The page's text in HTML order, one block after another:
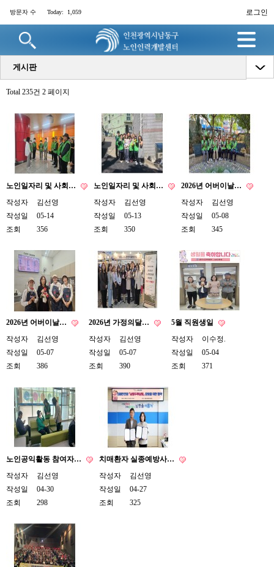
로그인
방문자 수 Today: 1,059
게시판
Total 235건 2 페이지
노인일자리 및 사회…
작성자
김선영
작성일
05-14
조회
356
노인일자리 및 사회…
작성자
김선영
작성일
05-13
조회
350
2026년 어버이날…
작성자
김선영
작성일
05-08
조회
345
2026년 어버이날…
작성자
김선영
작성일
05-07
조회
386
2026년 가정의달…
작성자
김선영
작성일
05-07
조회
390
5월 직원생일
작성자
이수정.
작성일
05-04
조회
371
노인공익활동 참여자…
작성자
김선영
작성일
04-30
조회
298
치매환자 실종예방사…
작성자
김선영
작성일
04-27
조회
325